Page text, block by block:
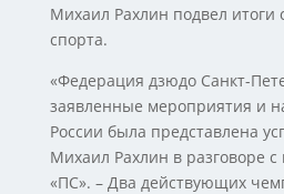
Михаил Рахлин подвел итоги
спорта.
«Федерация дзюдо Санкт-
заявленные мероприятия и
России была представлена
Михаил Рахлин в разговоре
«ПС». – Два действующих